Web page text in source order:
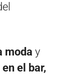
moda y
el bar,